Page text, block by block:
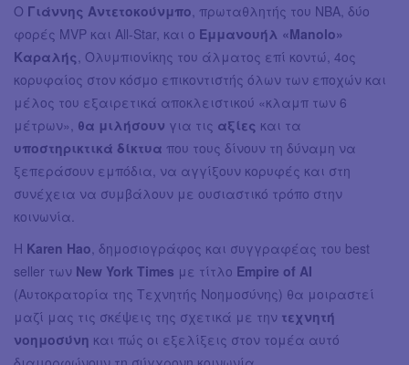
Ο Γιάννης Αντετοκούνμπο , πρωταθλητής του NBA, δύο
φορές MVP και All-Star, και ο Εμμανουήλ «Manolo»
Καραλής , Ολυμπιονίκης του άλματος επί κοντώ, 4ος
κορυφαίος στον κόσμο επικοντιστής όλων των εποχών και
μέλος του εξαιρετικά αποκλειστικού «κλαμπ των 6
μέτρων», θα μιλήσουν για τις αξίες και τα
υποστηρικτικά δίκτυα που τους δίνουν τη δύναμη να
ξεπεράσουν εμπόδια, να αγγίξουν κορυφές και στη
συνέχεια να συμβάλουν με ουσιαστικό τρόπο στην
κοινωνία.
Η Karen Hao , δημοσιογράφος και συγγραφέας του best
seller των New York Times με τίτλο Empire of AI
(Αυτοκρατορία της Τεχνητής Νοημοσύνης) θα μοιραστεί
μαζί μας τις σκέψεις της σχετικά με την τεχνητή
νοημοσύνη και πώς οι εξελίξεις στον τομέα αυτό